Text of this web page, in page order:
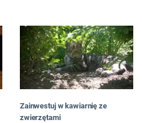
Zainwestuj w kawiarnię ze
zwierzętami